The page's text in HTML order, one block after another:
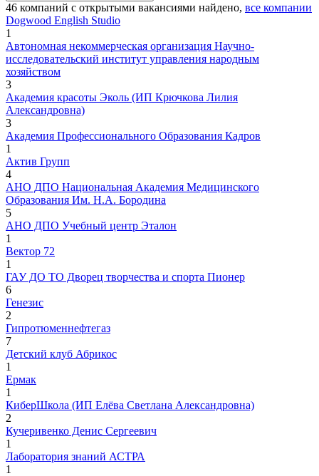
46 компаний с открытыми вакансиями найдено, все компании
Dogwood English Studio
1
Автономная некоммерческая организация Научно-
исследовательский институт управления народным
хозяйством
3
Академия красоты Эколь (ИП Крючкова Лилия
Александровна)
3
Академия Профессионального Образования Кадров
1
Актив Групп
4
АНО ДПО Национальная Академия Медицинского
Образования Им. Н.А. Бородина
5
АНО ДПО Учебный центр Эталон
1
Вектор 72
1
ГАУ ДО ТО Дворец творчества и спорта Пионер
6
Генезис
2
Гипротюменнефтегаз
7
Детский клуб Абрикос
1
Ермак
1
КиберШкола (ИП Елёва Светлана Александровна)
2
Кучеривенко Денис Сергеевич
1
Лаборатория знаний АСТРА
1